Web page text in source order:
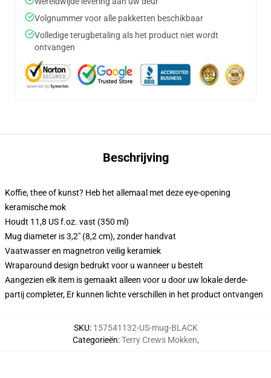
Volgnummer voor alle pakketten beschikbaar
Volledige terugbetaling als het product niet wordt
ontvangen
Beschrijving
Koffie, thee of kunst? Heb het allemaal met deze eye-opening
keramische mok
Houdt 11,8 US f.oz. vast (350 ml)
Mug diameter is 3,2" (8,2 cm), zonder handvat
Vaatwasser en magnetron veilig keramiek
Wraparound design bedrukt voor u wanneer u bestelt
Aangezien elk item is gemaakt alleen voor u door uw lokale derde-
partij completer, Er kunnen lichte verschillen in het product ontvangen
SKU: 157541132-US-mug-BLACK
Categorieën:Terry Crews Mokken,